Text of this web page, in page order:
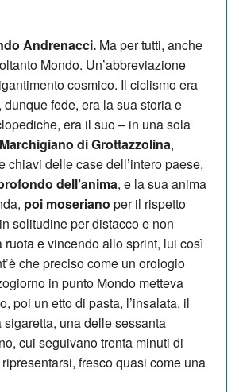
Andrenacci. Ma per tutti, anche
Mondo. Un’abbreviazione
cosmico. Il ciclismo era
fede, era la sua storia e
era il suo – in una sola
Marchigiano di Grottazzolina,
chiavi delle case dell’intero paese,
dell’anima, e la sua anima
poi moseriano per il rispetto
solitudine per distacco e non
ruota e vincendo allo sprint, lui così
che preciso come un orologio
in punto Mondo metteva
poi un etto di pasta, l’insalata, il
sigaretta, una delle sessanta
cui seguivano trenta minuti di
fresco quasi come una